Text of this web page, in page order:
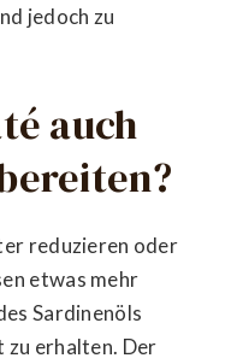
jedoch zu
auch
reduzieren oder
etwas mehr
Sardinenöls
zu erhalten. Der